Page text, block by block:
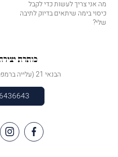
מה אני צריך לעשות כדי לקבל
כיסוי בימה שיתאים בדיוק לתיבה
שלי?
כותרת
הבנאי 21 (עלייה ברמפה) חולון, ישראל